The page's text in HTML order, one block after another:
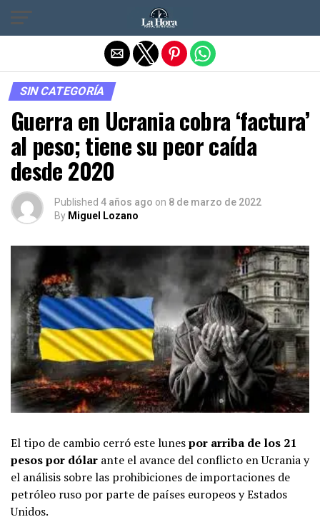
SIN CATEGORÍA
Guerra en Ucrania cobra ‘factura’
al peso; tiene su peor caída
desde 2020
Published 4 años ago on 8 de marzo de 2022
By Miguel Lozano
El tipo de cambio cerró este lunespor arriba de los 21
pesos por dólar ante el avance del conflicto en Ucrania y
el análisis sobre las prohibiciones de importaciones de
petróleo ruso por parte de países europeos y Estados
Unidos.
Salir de la versión móvil